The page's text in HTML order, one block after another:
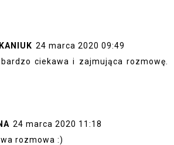
24 marca 2020 09:49
ciekawa i zajmująca rozmowę.
24 marca 2020 11:18
rozmowa :)